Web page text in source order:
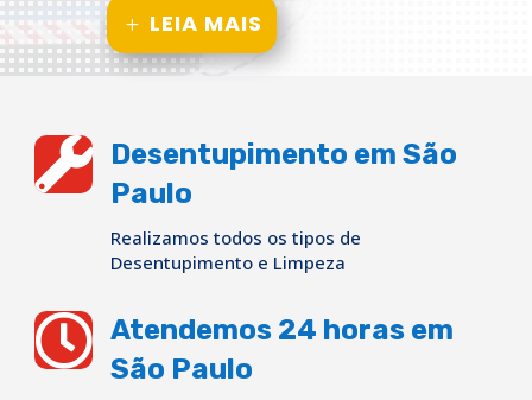
LEIA MAIS

Desentupimento em São
Paulo
Realizamos todos os tipos de
Desentupimento e Limpeza
 Atendemos 24 horas em
São Paulo